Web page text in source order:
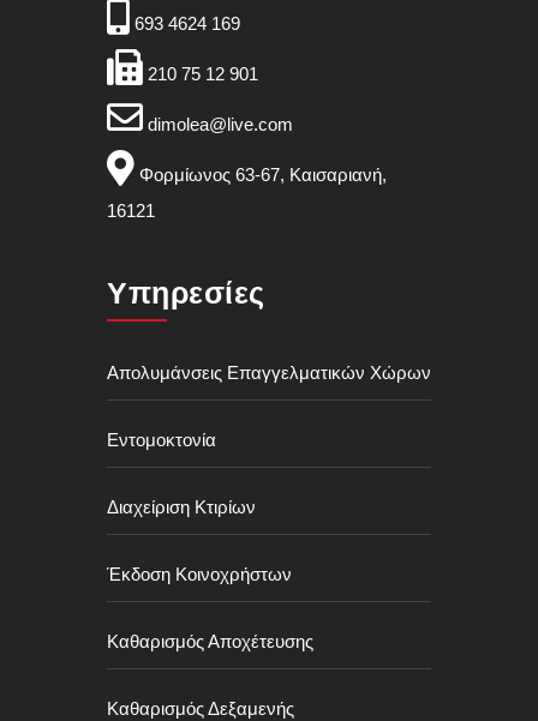
693 4624 169
210 75 12 901
dimolea@live.com
Φορμίωνος 63-67, Καισαριανή,
16121
Υπηρεσίες
Απολυμάνσεις Επαγγελματικών Χώρων
Εντομοκτονία
Διαχείριση Κτιρίων
Έκδοση Κοινοχρήστων
Καθαρισμός Αποχέτευσης
Καθαρισμός Δεξαμενής